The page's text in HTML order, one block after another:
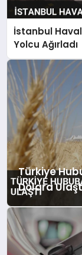
İstanbul
Yolcu Ağırladı
Türkiye
Dolara